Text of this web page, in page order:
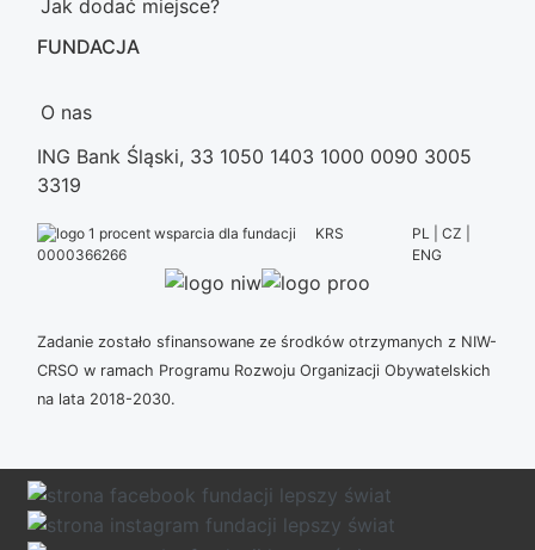
Jak dodać miejsce?
FUNDACJA
O nas
ING Bank Śląski, 33 1050 1403 1000 0090 3005
3319
KRS
0000366266
PL | CZ |
ENG
Zadanie zostało sfinansowane ze środków otrzymanych z NIW-
CRSO w ramach Programu Rozwoju Organizacji Obywatelskich
na lata 2018-2030.